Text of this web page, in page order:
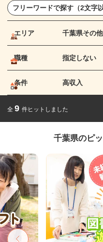
エリア 千葉県その
職種 指定しない
条件 高収入
全 9 件ヒットしました
千葉県のピ